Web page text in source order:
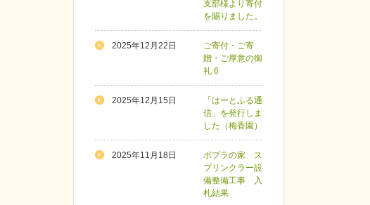
支部様より寄付
を賜りました。
2025年12月22日
ご寄付・ご寄
贈・ご厚意の御
礼 6
2025年12月15日
「はーとふる通
信」を発行しま
した（梅香園）
2025年11月18日
ポプラの家 ス
プリンクラー設
備整備工事 入
札結果